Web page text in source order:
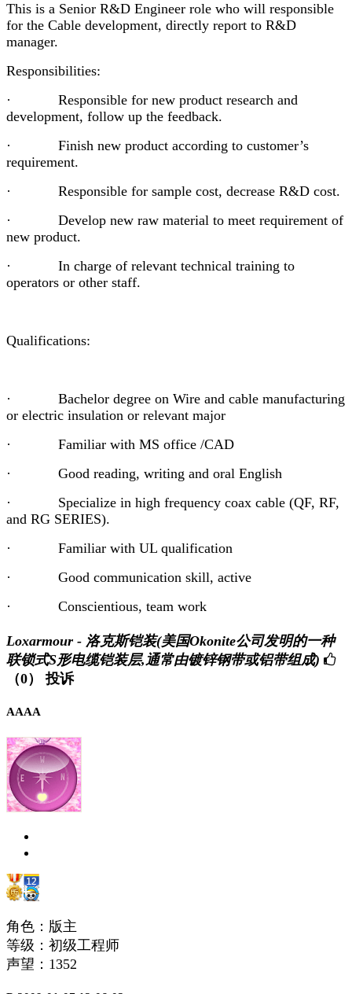
This is a Senior R&D Engineer role who will responsible
for the Cable development, directly report to R&D
manager.
Responsibilities:
· Responsible for new product research and
development, follow up the feedback.
· Finish new product according to customer’s
requirement.
· Responsible for sample cost, decrease R&D cost.
· Develop new raw material to meet requirement of
new product.
· In charge of relevant technical training to
operators or other staff.
Qualifications:
· Bachelor degree on Wire and cable manufacturing
or electric insulation or relevant major
· Familiar with MS office /CAD
· Good reading, writing and oral English
· Specialize in high frequency coax cable (QF, RF,
and RG SERIES).
· Familiar with UL qualification
· Good communication skill, active
· Conscientious, team work
Loxarmour - 洛克斯铠装(美国Okonite公司发明的一种
联锁式S形电缆铠装层,通常由镀锌钢带或铝带组成)
（0）
投诉
AAAA
角色：版主
等级：初级工程师
声望： 1352